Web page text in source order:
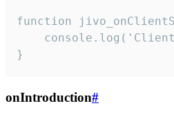
function
}
onIntroduction#